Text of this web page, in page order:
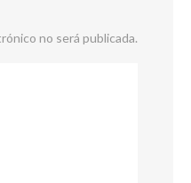
no será publicada.